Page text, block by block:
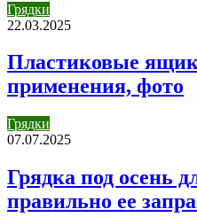
Грядки
22.03.2025
Пластиковые
применения, фото
Грядки
07.07.2025
Грядка под осень
правильно ее